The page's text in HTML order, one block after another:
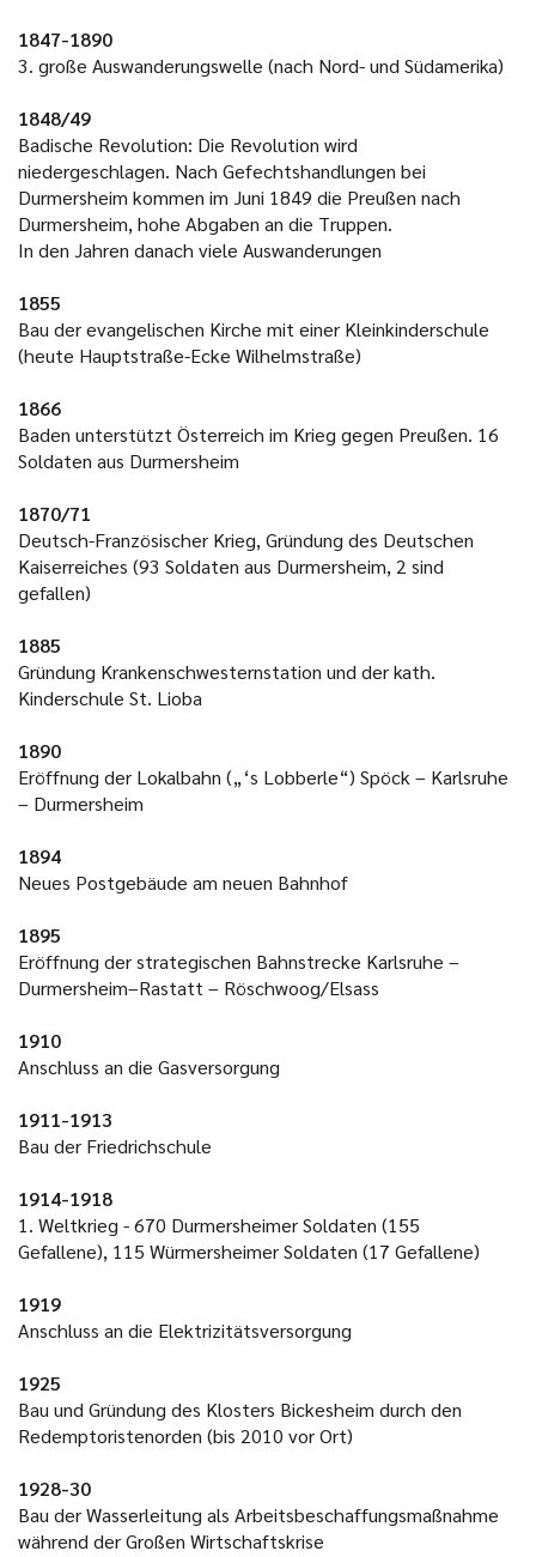
1847-1890
3. große Auswanderungswelle (nach Nord- und Südamerika)
1848/49
Badische Revolution: Die Revolution wird
niedergeschlagen. Nach Gefechtshandlungen bei
Durmersheim kommen im Juni 1849 die Preußen nach
Durmersheim, hohe Abgaben an die Truppen.
In den Jahren danach viele Auswanderungen
1855
Bau der evangelischen Kirche mit einer Kleinkinderschule
(heute Hauptstraße-Ecke Wilhelmstraße)
1866
Baden unterstützt Österreich im Krieg gegen Preußen. 16
Soldaten aus Durmersheim
1870/71
Deutsch-Französischer Krieg, Gründung des Deutschen
Kaiserreiches (93 Soldaten aus Durmersheim, 2 sind
gefallen)
1885
Gründung Krankenschwesternstation und der kath.
Kinderschule St. Lioba
1890
Eröffnung der Lokalbahn („‘s Lobberle“) Spöck – Karlsruhe
– Durmersheim
1894
Neues Postgebäude am neuen Bahnhof
1895
Eröffnung der strategischen Bahnstrecke Karlsruhe –
Durmersheim–Rastatt – Röschwoog/Elsass
1910
Anschluss an die Gasversorgung
1911-1913
Bau der Friedrichschule
1914-1918
1. Weltkrieg - 670 Durmersheimer Soldaten (155
Gefallene), 115 Würmersheimer Soldaten (17 Gefallene)
1919
Anschluss an die Elektrizitätsversorgung
1925
Bau und Gründung des Klosters Bickesheim durch den
Redemptoristenorden (bis 2010 vor Ort)
1928-30
Bau der Wasserleitung als Arbeitsbeschaffungsmaßnahme
während der Großen Wirtschaftskrise